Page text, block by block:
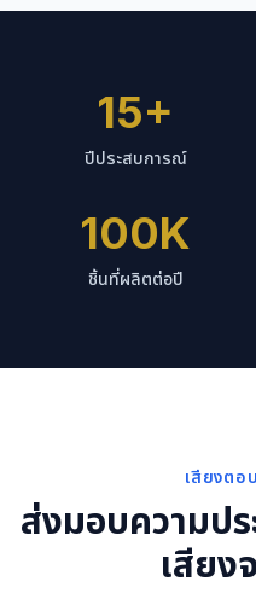
15+
ปีประสบการณ์
100K
ชิ้นที่ผลิตต่อปี
เสียงตอ
ส่งมอบความป
เสียง